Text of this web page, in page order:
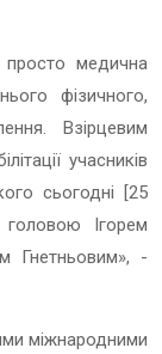
просто медична
фізичного,
Взірцевим
учасників
сьогодні [25
Ігорем
Гнетньовим», -
міжнародними